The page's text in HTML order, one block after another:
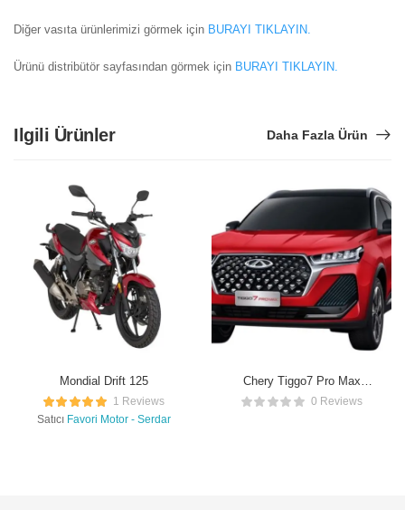
Diğer vasıta ürünlerimizi görmek için BURAYI TIKLAYIN.
Ürünü distribütör sayfasından görmek için BURAYI TIKLAYIN.
Ilgili Ürünler Daha Fazla Ürün
Mondial Drift 125
1 Reviews
Satıcı Favori Motor - Serdar
Chery Tiggo7 Pro Max
Intelligent0 Reviews